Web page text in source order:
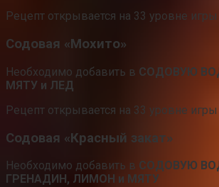
Рецепт открывается на 33 уровне игры
Содовая «Мохито»
Необходимо добавить в СОДОВУЮ
МЯТУ и ЛЕД
Рецепт открывается на 33 уровне игры
Содовая «Красный закат»
Необходимо добавить в СОДОВУЮ
ГРЕНАДИН, ЛИМОН и МЯТУ